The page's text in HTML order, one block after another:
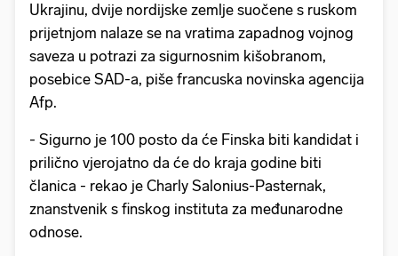
Ukrajinu, dvije nordijske zemlje suočene s ruskom
prijetnjom nalaze se na vratima zapadnog vojnog
saveza u potrazi za sigurnosnim kišobranom,
posebice SAD-a, piše francuska novinska agencija
Afp.
- Sigurno je 100 posto da će Finska biti kandidat i
prilično vjerojatno da će do kraja godine biti
članica - rekao je Charly Salonius-Pasternak,
znanstvenik s finskog instituta za međunarodne
odnose.